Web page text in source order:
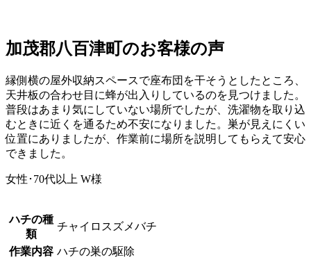
加茂郡八百津町のお客様の声
縁側横の屋外収納スペースで座布団を干そうとしたところ、
天井板の合わせ目に蜂が出入りしているのを見つけました。
普段はあまり気にしていない場所でしたが、洗濯物を取り込
むときに近くを通るため不安になりました。巣が見えにくい
位置にありましたが、作業前に場所を説明してもらえて安心
できました。
女性･70代以上 W様
ハチの種
類
チャイロスズメバチ
作業内容 ハチの巣の駆除